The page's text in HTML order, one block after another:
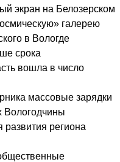
экран на Белозерском
галерею
в Вологде
срока
вошла в число
массовые зарядки
Вологодчины
развития региона